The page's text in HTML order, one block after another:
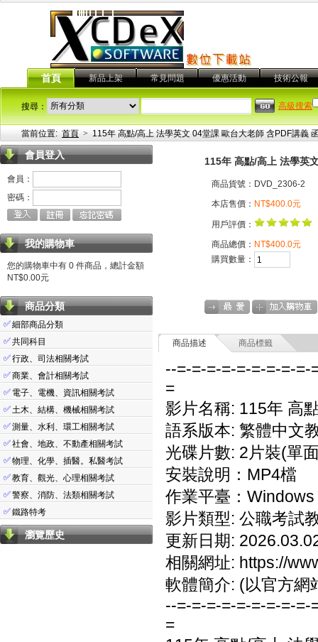
首頁 新品上架 常見問題 優惠活動 技術公報
搜尋： 高級搜索
當前位置: 首頁 > 115年 高點/高上 法學英文 04堂課 歐台大老師 含PDF講義
會員登入
會員：
密碼：
我的購物車
您的購物車中有 0 件商品，總計金額
NT$0.00元
商品分類
✅細部商品分類
✅共同科目
✅行政、司法相關考試
✅商業、會計相關考試
✅ 電子、電機、資訊相關考試
✅土木、結構、機械相關考試
✅測量、水利、環工相關考試
✅社會、地政、不動產相關考試
✅物理、化學、插醫。私醫考試
✅教育、觀光、心理相關考試
✅警察、消防、法類相關考試
✅鐵路特考
瀏覽歷史
115年 高點/高上 法學英
商品貨號：DVD_2306-2
本店售價： NT$400.0元
用戶評價：
商品總價： NT$400.0元
購買數量：
商品描述 商品標籤
--=-=-=-=-=-=-=-=-=-
=
影片名稱: 115年 高
語系版本: 繁體中文
光碟片數: 2片裝(單
安裝說明：MP4檔
作業平臺：Windows
影片類型: 公職考試
更新日期:
相關網址: https://
軟體簡介: (以官方網
--=-=-=-=-=-=-=-=-=-
=